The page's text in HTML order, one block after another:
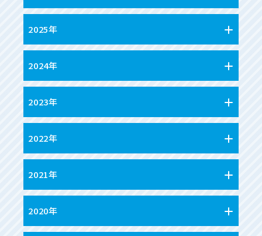
2025年
2024年
2023年
2022年
2021年
2020年